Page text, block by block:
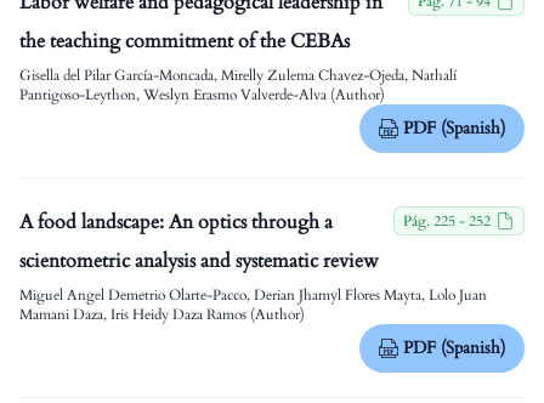
the teaching commitment of the CEBAs
Gisella del Pilar García-Moncada, Mirelly Zulema Chavez-Ojeda, Nathalí
Pantigoso-Leython, Weslyn Erasmo Valverde-Alva (Author)
PDF (Spanish)
A food landscape: An optics through a
scientometric analysis and systematic review
Pág. 225 - 252
Miguel Angel Demetrio Olarte-Pacco, Derian Jhamyl Flores Mayta, Lolo Juan
Mamani Daza, Iris Heidy Daza Ramos (Author)
PDF (Spanish)